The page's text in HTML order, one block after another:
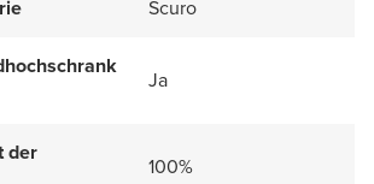
Scuro
Ja
der
100%